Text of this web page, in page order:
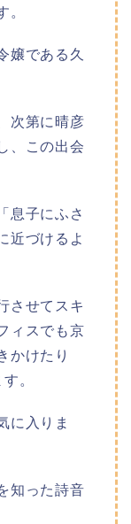
。
嬢である久
次第に晴彦
、この出会
息子にふさ
近づけるよ
させてスキ
ィスでも京
かけたり
。
に入りま
知った詩音